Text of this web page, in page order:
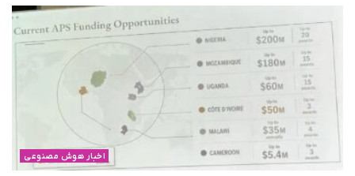
اخبار هوش مصنوعی